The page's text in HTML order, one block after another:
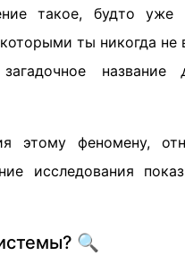
такое, будто уже
ты никогда не
название
этому феномену,
исследования
🔍